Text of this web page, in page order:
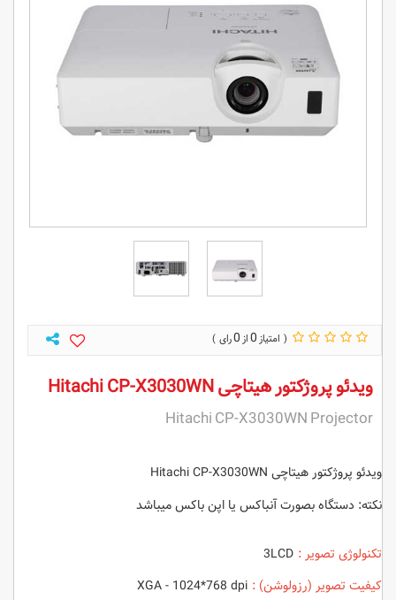
0
0
ویدئو پروژکتور هیتاچی Hitachi CP-X3030WN
Hitachi CP-X3030WN Projector
ویدئو پروژکتور هیتاچی Hitachi CP-X3030WN
نکته: دستگاه بصورت آنباکس یا اپن باکس میباشد
تکنولوژی تصویر :
کیفیت تصویر (رزولوشن) : XGA - 1024*768 dpi